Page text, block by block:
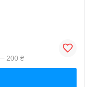
200 ₴